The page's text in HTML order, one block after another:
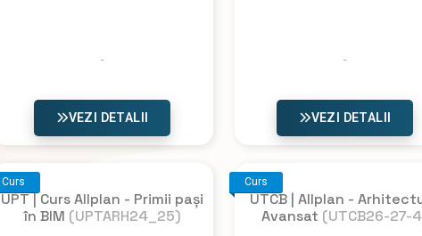
VEZI DETALII VEZI DETALII
Curs
UPT | Curs Allplan - Primii pași
în BIM (UPTARH24_25)
Curs
UTCB | Allplan -
Avansat (UTCB26-27-